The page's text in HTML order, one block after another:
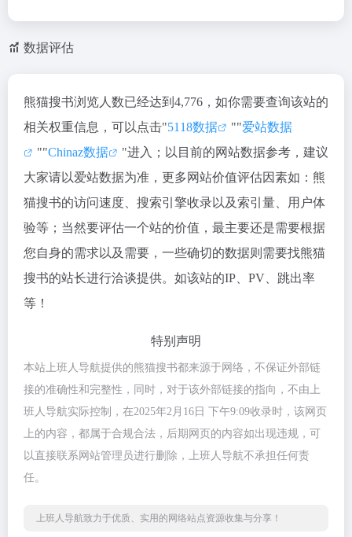
数据评估
熊猫搜书浏览人数已经达到4,776，如你需要查询该站的
相关权重信息，可以点击"5118数据 ""爱站数据
""Chinaz数据
"进入；以目前的网站数据参考，建议
大家请以爱站数据为准，更多网站价值评估因素如：熊
猫搜书的访问速度、搜索引擎收录以及索引量、用户体
验等；当然要评估一个站的价值，最主要还是需要根据
您自身的需求以及需要，一些确切的数据则需要找熊猫
搜书的站长进行洽谈提供。如该站的IP、PV、跳出率
等！
特别声明
本站上班人导航提供的熊猫搜书都来源于网络，不保证外部链
接的准确性和完整性，同时，对于该外部链接的指向，不由上
班人导航实际控制，在2025年2月16日 下午9:09收录时，该网页
上的内容，都属于合规合法，后期网页的内容如出现违规，可
以直接联系网站管理员进行删除，上班人导航不承担任何责
任。
上班人导航致力于优质、实用的网络站点资源收集与分享！